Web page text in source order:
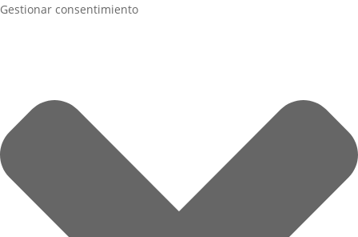
Gestionar consentimiento